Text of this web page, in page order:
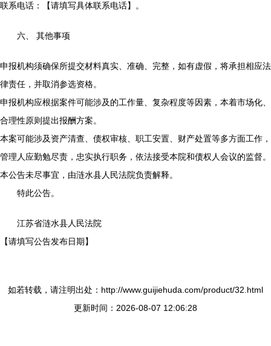
联系电话：【请填写具体联系电话】。
六、 其他事项
申报机构须确保所提交材料真实、准确、完整，如有虚假，将承担相应法
律责任，并取消参选资格。
申报机构应根据案件可能涉及的工作量、复杂程度等因素，本着市场化、
合理性原则提出报酬方案。
本案可能涉及资产清查、债权审核、职工安置、财产处置等多方面工作，
管理人应勤勉尽责，忠实执行职务，依法接受本院和债权人会议的监督。
本公告未尽事宜，由涟水县人民法院负责解释。
特此公告。
江苏省涟水县人民法院
【请填写公告发布日期】
如若转载，请注明出处：http://www.guijiehuda.com/product/32.html
更新时间：2026-08-07 12:06:28